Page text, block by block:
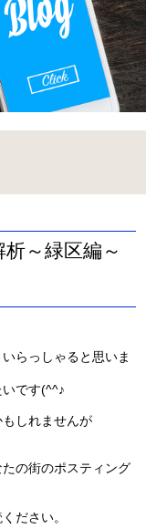
～緑区編～
らっしゃると思いま
です(^^♪
しれませんが
の街のポスティング
ださい。